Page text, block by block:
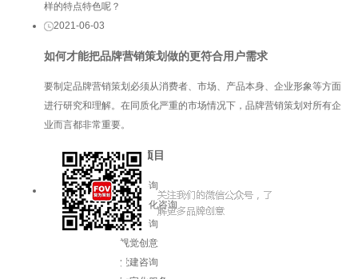
样的特点特色呢？
2021-06-03
如何才能把品牌营销策划做的更符合用户需求
要制定品牌营销策划必须从消费者、市场、产品本身、企业形象等方面
进行研究和理解。在同质化严重的市场情况下，品牌营销策划对所有企
业而言都非常重要。
服务项目
品牌咨询
企业文化咨询
增长咨询
视觉创意
党建咨询